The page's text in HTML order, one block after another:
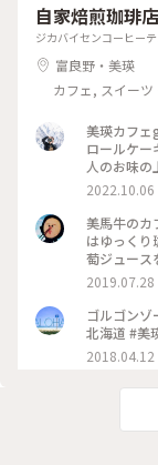
自家焙煎珈琲
ジカバイセンコーヒー
富良野・美瑛
カフェ, スイー
美瑛カフェgosh 美馬牛にある人気カフェ
ロールケー
人のお味
がオススメです𖠚ᐝ 静かな空間に、ジャズが
とり様にもお
琲の入れ方
にはたまらないですね！ #
道 #美馬
2022.10.06
美馬牛のカフェ。 昔はランチメニューを
はゆっくり珈琲を味
萄ジュースを。 ほぼワインな 渋くて大人なジュ
道#美馬牛
2019.07.28
ゴルゴン
北海道 #美
2018.04.12